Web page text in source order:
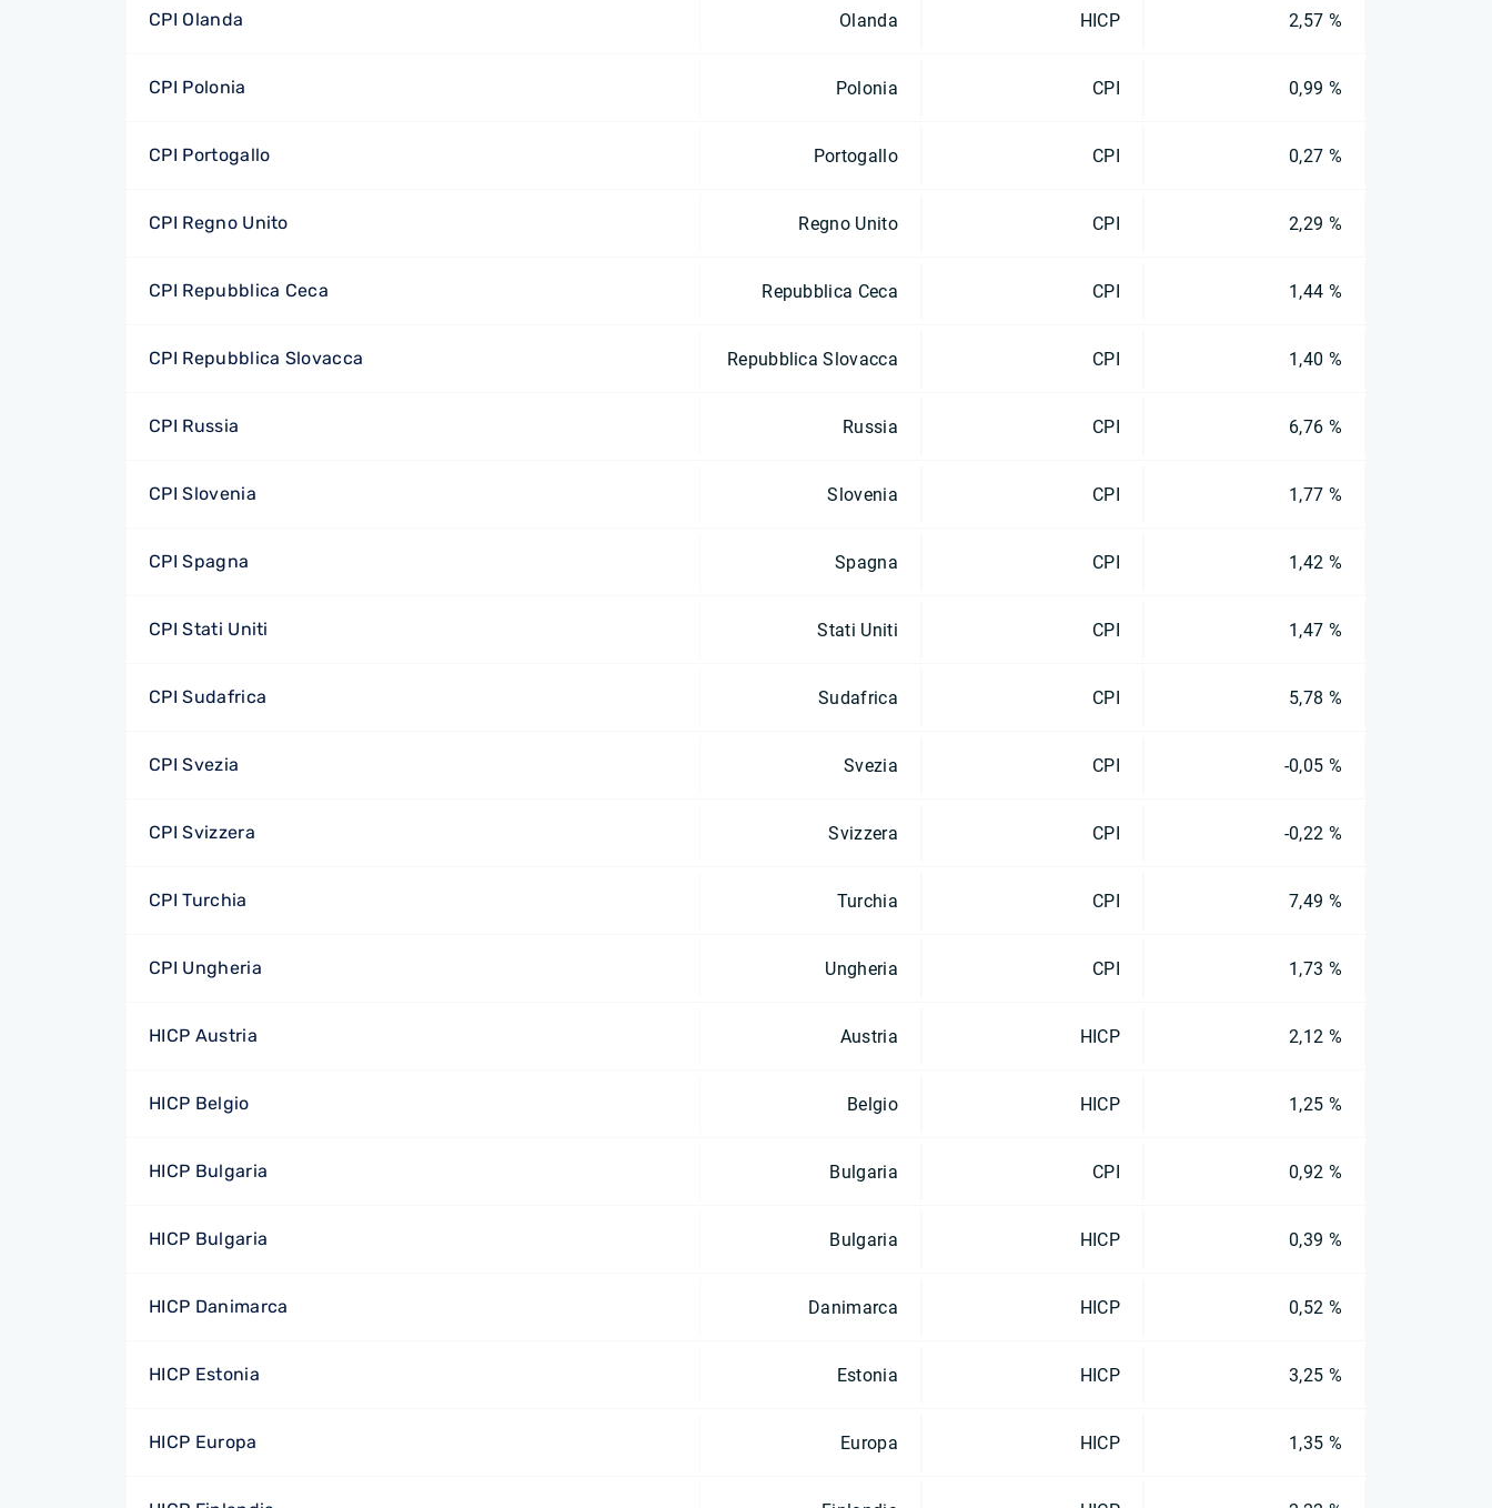
CPI Olanda Olanda HICP 2,57 %
CPI Polonia Polonia CPI 0,99 %
CPI Portogallo Portogallo CPI 0,27 %
CPI Regno Unito Regno Unito CPI 2,29 %
CPI Repubblica Ceca Repubblica Ceca CPI 1,44 %
CPI Repubblica Slovacca Repubblica Slovacca CPI 1,40 %
CPI Russia Russia CPI 6,76 %
CPI Slovenia Slovenia CPI 1,77 %
CPI Spagna Spagna CPI 1,42 %
CPI Stati Uniti Stati Uniti CPI 1,47 %
CPI Sudafrica Sudafrica CPI 5,78 %
CPI Svezia Svezia CPI -0,05 %
CPI Svizzera Svizzera CPI -0,22 %
CPI Turchia Turchia CPI 7,49 %
CPI Ungheria Ungheria CPI 1,73 %
HICP Austria Austria HICP 2,12 %
HICP Belgio Belgio HICP 1,25 %
HICP Bulgaria Bulgaria CPI 0,92 %
HICP Bulgaria Bulgaria HICP 0,39 %
HICP Danimarca Danimarca HICP 0,52 %
HICP Estonia Estonia HICP 3,25 %
HICP Europa Europa HICP 1,35 %